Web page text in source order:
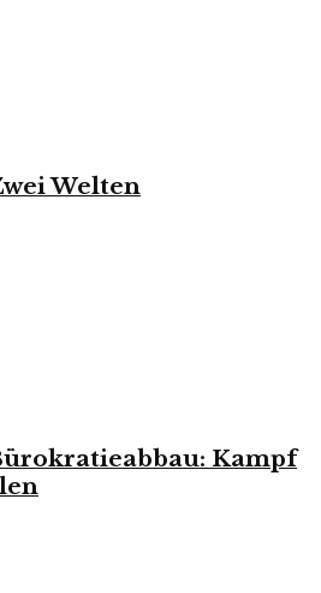
Welten
Kampf